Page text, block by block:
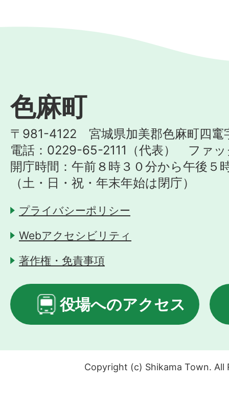
色麻町
〒981-4122 宮城県加美郡色麻町四竃
電話：0229-65-2111（代表） ファ
開庁時間：午前８時３０分から午後５
（土・日・祝・年末年始は閉庁）
プライバシーポリシー
Webアクセシビリティ
著作権・免責事項
役場へのアクセス
Copyright (c) Shikama Town. All